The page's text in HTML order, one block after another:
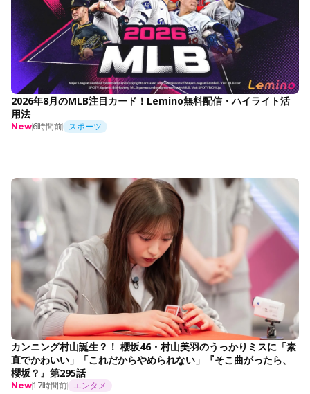
2026年8月のMLB注目カード！Lemino無料配信・ハイライト活
用法
New6時間前 スポーツ
カンニング村山誕生？！ 櫻坂46・村山美羽のうっかりミスに「素
直でかわいい」「これだからやめられない」『そこ曲がったら、
櫻坂？』第295話
New17時間前 エンタメ